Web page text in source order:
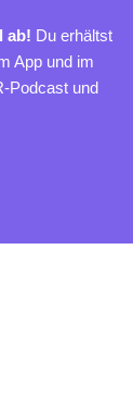
ab! Du erhältst
App und im
Podcast und